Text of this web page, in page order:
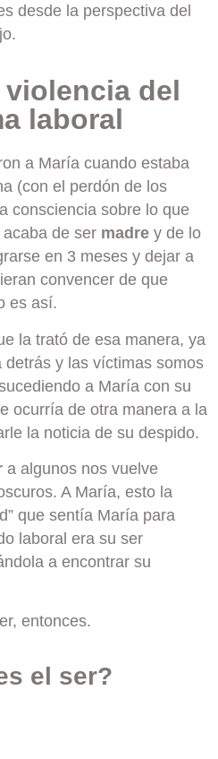
desde la perspectiva del
del
laboral
a María cuando estaba
(con el perdón de los
consciencia sobre lo que
de ser madre y de lo
en 3 meses y dejar a
convencer de que
es así.
la trató de esa manera, ya
y las víctimas somos
a María con su
ocurría de otra manera a la
la noticia de su despido.
a algunos nos vuelve
A María, esto la
que sentía María para
laboral era su ser
a encontrar su
entonces.
el ser?